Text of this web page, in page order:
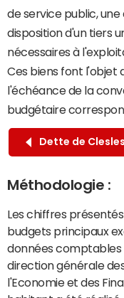
de service public,
disposition d'un tiers
nécessaires à
Ces biens font l'objet
l'échéance de la
budgétaire
Dette de Clesles
Méthodologie :
Les chiffres
budgets principaux
données
direction générale
l'Economie et des